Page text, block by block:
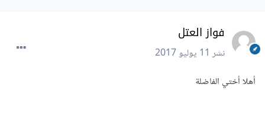
فواز العتل
نشر11 يوليو 2017
أهلا أختي الفاضلة